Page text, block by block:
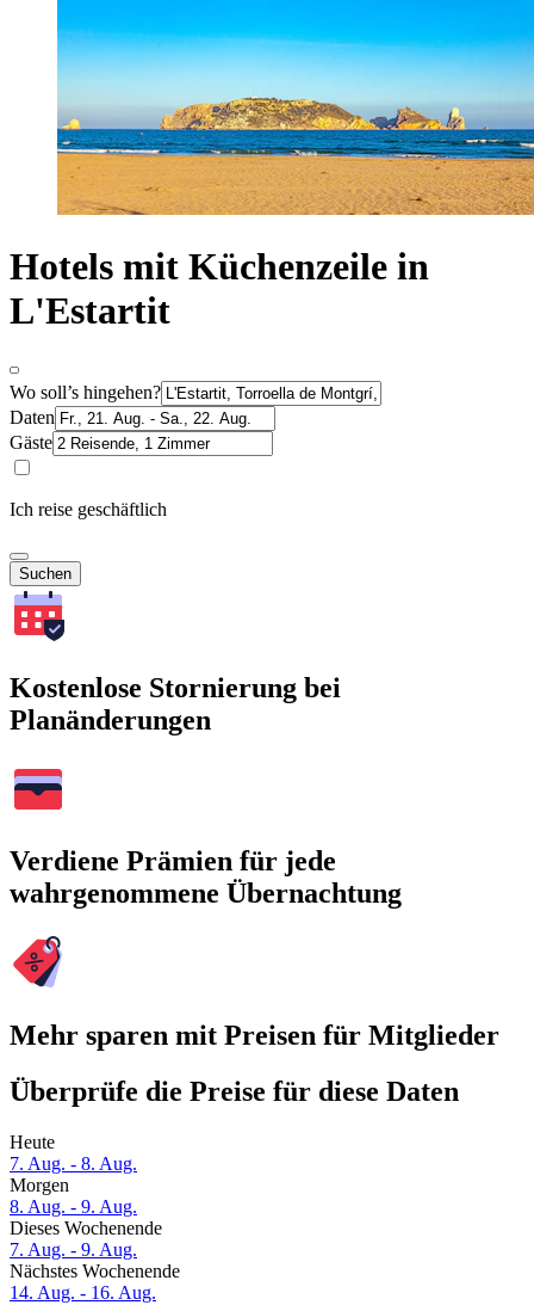
Hotels mit Küchenzeile in
L'Estartit
Wo soll’s hingehen?
Daten
Gäste
Ich reise geschäftlich
Suchen
Kostenlose Stornierung bei
Planänderungen
Verdiene Prämien für jede
wahrgenommene Übernachtung
Mehr sparen mit Preisen für Mitglieder
Überprüfe die Preise für diese Daten
Heute
7. Aug. - 8. Aug.
Morgen
8. Aug. - 9. Aug.
Dieses Wochenende
7. Aug. - 9. Aug.
Nächstes Wochenende
14. Aug. - 16. Aug.